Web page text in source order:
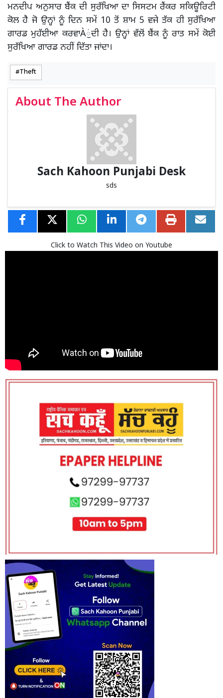
ਮਨਦੀਪ ਅਨੁਸਾਰ ਬੈਂਕ ਦੀ ਸੁਰੱਖਿਆ ਦਾ ਸਿਸਟਮ ਰੈਂਕਰ ਸਕਿਊਰਿਟੀ
ਕੋਲ ਹੈ ਜੋ ਉਨ੍ਹਾਂ ਨੂੰ ਦਿਨ ਸਮੇਂ 10 ਤੋਂ ਸ਼ਾਮ 5 ਵਜੇ ਤੱਕ ਹੀ ਸੁਰੱਖਿਆ
ਗਾਰਡ ਮੁਹੱਈਆ ਕਰਵਾÀੁਂਦੀ ਹੈ। ਉਨ੍ਹਾਂ ਵੱਲੋਂ ਬੈਂਕ ਨੂੰ ਰਾਤ ਸਮੇਂ ਕੋਈ
ਸੁਰੱਖਿਆ ਗਾਰਡ ਨਹੀਂ ਦਿੱਤਾ ਜਾਂਦਾ।
Theft
About The Author
Sach Kahoon Punjabi Desk
sds
Click to Watch This Video on Youtube